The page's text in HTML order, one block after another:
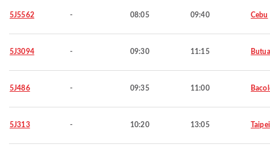
5J5562 - 08:05 09:40 Cebu
5J3094 - 09:30 11:15
5J486 - 09:35 11:00
5J313 - 10:20 13:05 Taipei